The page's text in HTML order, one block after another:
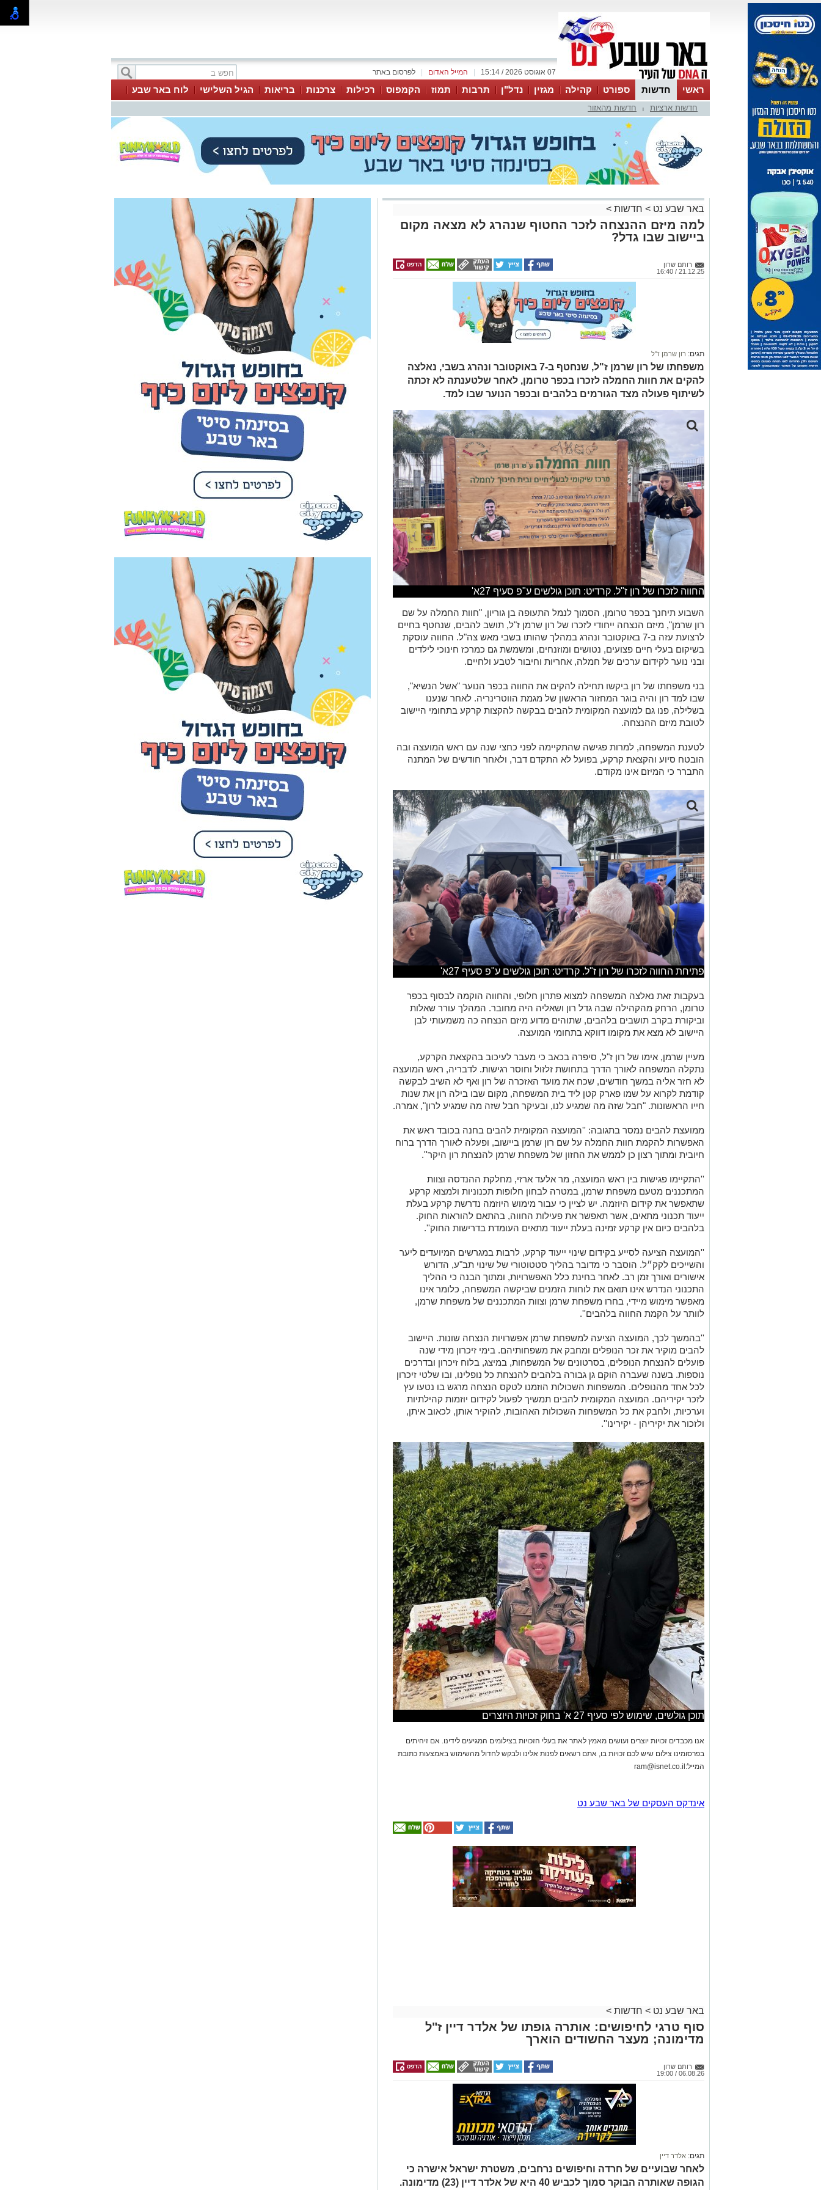
לפרסום באתר המייל האדום 07 אוגוסט 2026 / 15:14
ראשי חדשות ספורט קהילה מגזין נדל"ן תרבות תמוז הקמפוס רכילות צרכנות בריאות הגיל השלישי
לוח באר שבע
עסקים
טיפים והמלצותחדשות ארציות חדשות מהאזור
באר שבע נט > חדשות >
למה מיזם ההנצחה לזכר החטוף שנהרג לא מצאה מקום
ביישוב שבו גדל?
רותם שרון
21.12.25 / 16:40
תגים: רון שרמן ז"ל
משפחתו של רון שרמן ז"ל, שנחטף ב-7 באוקטובר ונהרג בשבי, נאלצה
להקים את חוות החמלה לזכרו בכפר טרומן, לאחר שלטענתה לא זכתה
לשיתוף פעולה מצד הגורמים בלהבים ובכפר הנוער שבו למד.
החווה לזכרו של רון ז"ל. קרדיט: תוכן גולשים ע"פ סעיף 27א'
השבוע תיחנך בכפר טרומן, הסמוך לנמל התעופה בן גוריון, "חוות החמלה על שם
רון שרמן", מיזם הנצחה ייחודי לזכרו של רון שרמן ז"ל, תושב להבים, שנחטף בחיים
לרצועת עזה ב-7 באוקטובר ונהרג במהלך שהותו בשבי מאש צה"ל. החווה עוסקת
בשיקום בעלי חיים פצועים, נטושים ומוזנחים, ומשמשת גם כמרכז חינוכי לילדים
ובני נוער לקידום ערכים של חמלה, אחריות וחיבור לטבע ולחיים.
בני משפחתו של רון ביקשו תחילה להקים את החווה בכפר הנוער "אשל הנשיא",
שבו למד רון והיה בוגר המחזור הראשון של מגמת הווטרינריה. לאחר שנענו
בשלילה, פנו גם למועצה המקומית להבים בבקשה להקצות קרקע בתחומי היישוב
לטובת מיזם ההנצחה.
לטענת המשפחה, למרות פגישה שהתקיימה לפני כחצי שנה עם ראש המועצה ובה
הובטח סיוע והקצאת קרקע, בפועל לא התקדם דבר, ולאחר חודשים של המתנה
התברר כי המיזם אינו מקודם.
פתיחת החווה לזכרו של רון ז"ל. קרדיט: תוכן גולשים ע"פ סעיף 27א'
בעקבות זאת נאלצה המשפחה למצוא פתרון חלופי, והחווה הוקמה לבסוף בכפר
טרומן, הרחק מהקהילה שבה גדל רון ושאליה היה מחובר. המהלך עורר שאלות
וביקורת בקרב תושבים בלהבים, שתוהים מדוע מיזם הנצחה כה משמעותי לבן
היישוב לא מצא את מקומו דווקא בתחומי המועצה.
מעיין שרמן, אימו של רון ז"ל, סיפרה בכאב כי מעבר לעיכוב בהקצאת הקרקע,
נתקלה המשפחה לאורך הדרך בתחושת זלזול וחוסר רגישות. לדבריה, ראש המועצה
לא חזר אליה במשך חודשים, שכח את מועד האזכרה של רון ואף לא השיב לבקשה
קודמת לקרוא על שמו פארק קטן ליד בית המשפחה, מקום שבו בילה רון את שנות
חייו הראשונות. "חבל שזה מה שמגיע לנו, ובעיקר חבל שזה מה שמגיע לרון", אמרה.
ממועצת להבים נמסר בתגובה: ''המועצה המקומית להבים בחנה בכובד ראש את
האפשרות להקמת חוות החמלה על שם רון שרמן ביישוב, ופעלה לאורך הדרך ברוח
חיובית ומתוך רצון כן לממש את החזון של משפחת שרמן להנצחת רון היקר''.
''התקיימו פגישות בין ראש המועצה, מר אלעד ארזי, מחלקת ההנדסה וצוות
המתכננים מטעם משפחת שרמן, במטרה לבחון חלופות תכנוניות ולמצוא קרקע
שתאפשר את קידום היוזמה. יש לציין כי עבור מימוש היוזמה נדרשת קרקע בעלת
ייעוד תכנוני מתאים, אשר תאפשר את פעילות החווה, בהתאם להוראות החוק.
בלהבים כיום אין קרקע זמינה בעלת ייעוד מתאים העומדת בדרישות החוק''.
''המועצה הציעה לסייע בקידום שינוי ייעוד קרקע, לרבות במגרשים המיועדים ליער
והשייכים לקק״ל. הוסבר כי מדובר בהליך סטטוטורי של שינוי תב"ע, הדורש
אישורים ואורך זמן רב. לאחר בחינת כלל האפשרויות, ומתוך הבנה כי ההליך
התכנוני הנדרש אינו תואם את לוחות הזמנים שביקשה המשפחה, כלומר אינו
מאפשר מימוש מיידי, בחרו משפחת שרמן וצוות המתכננים של משפחת שרמן,
לוותר על הקמת החווה בלהבים''.
''בהמשך לכך, המועצה הציעה למשפחת שרמן אפשרויות הנצחה שונות. היישוב
להבים מוקיר את זכר הנופלים ומחבק את משפחותיהם. בימי זיכרון מידי שנה
פועלים להנצחת הנופלים, בסרטונים של המשפחות, במיצג, בלוח זיכרון ובדרכים
נוספות. בשנה שעברה הוקם גן גבורה בלהבים להנצחת כל נופלינו, ובו שלטי זיכרון
לכל אחד מהנופלים. המשפחות השכולות הוזמנו לטקס הנצחה מרגש בו נטעו עץ
לזכר יקיריהם. המועצה המקומית להבים תמשיך לפעול לקידום יוזמות קהילתיות
וערכיות, ולחבק את כל המשפחות השכולות האהובות, להוקיר אותן, לכאוב איתן,
ולזכור את יקיריהן - יקירינו''.
תוכן גולשים, שימוש לפי סעיף 27 א' בחוק זכויות היוצרים
אנו מכבדים זכויות יוצרים ועושים מאמץ לאתר את בעלי הזכויות בצילומים המגיעים לידינו. אם זיהיתים
בפרסומינו צילום שיש לכם זכויות בו, אתם רשאים לפנות אלינו ולבקש לחדול מהשימוש באמצעות כתובת
המייל:ram@isnet.co.il
אינדקס העסקים של באר שבע נט
באר שבע נט > חדשות >
סוף טרגי לחיפושים: אותרה גופתו של אלדר דיין ז"ל
מדימונה; מעצר החשודים הוארך
רותם שרון
06.08.26 / 19:00
תגים: אלדר דיין
לאחר שבועיים של חרדה וחיפושים נרחבים, משטרת ישראל אישרה כי
הגופה שאותרה הבוקר סמוך לכביש 40 היא של אלדר דיין (23) מדימונה.